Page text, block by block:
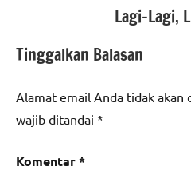
Lagi-Lagi,
Tinggalkan Balasan
Alamat email Anda tidak akan
wajib ditandai *
Komentar*